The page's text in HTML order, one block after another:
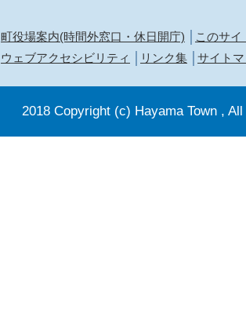
町役場案内(時間外窓口・休日開庁)
このサイ
ウェブアクセシビリティ
リンク集 サイト
2018 Copyright (c) Hayama Town ,